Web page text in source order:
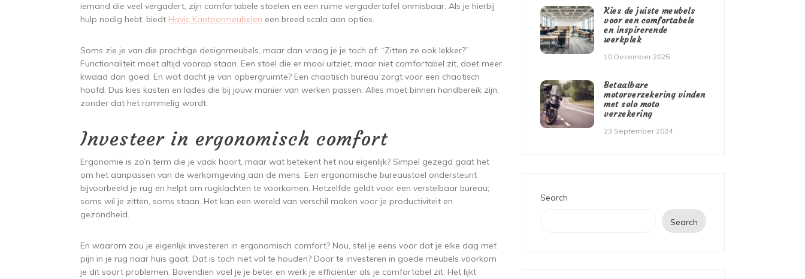
iemand die veel vergadert, zijn comfortabele stoelen en een ruime vergadertafel onmisbaar. Als je hierbij
hulp nodig hebt, biedt Havic Kantoormeubelen een breed scala aan opties.
Soms zie je van die prachtige designmeubels, maar dan vraag je je toch af: “Zitten ze ook lekker?”
Functionaliteit moet altijd voorop staan. Een stoel die er mooi uitziet, maar niet comfortabel zit, doet meer
kwaad dan goed. En wat dacht je van opbergruimte? Een chaotisch bureau zorgt voor een chaotisch
hoofd. Dus kies kasten en lades die bij jouw manier van werken passen. Alles moet binnen handbereik zijn,
zonder dat het rommelig wordt.
Investeer in ergonomisch comfort
Ergonomie is zo’n term die je vaak hoort, maar wat betekent het nou eigenlijk? Simpel gezegd gaat het
om het aanpassen van de werkomgeving aan de mens. Een ergonomische bureaustoel ondersteunt
bijvoorbeeld je rug en helpt om rugklachten te voorkomen. Hetzelfde geldt voor een verstelbaar bureau;
soms wil je zitten, soms staan. Het kan een wereld van verschil maken voor je productiviteit en
gezondheid.
En waarom zou je eigenlijk investeren in ergonomisch comfort? Nou, stel je eens voor dat je elke dag met
pijn in je rug naar huis gaat. Dat is toch niet vol te houden? Door te investeren in goede meubels voorkom
je dit soort problemen. Bovendien voel je je beter en werk je efficiënter als je comfortabel zit. Het lijkt
Kies de juiste meubels
voor een comfortabele
en inspirerende
werkplek
10 December 2025
Betaalbare
motorverzekering vinden
met solo moto
verzekering
23 September 2024
Search
Search